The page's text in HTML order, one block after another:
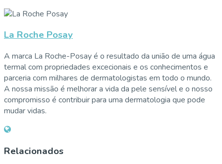
La Roche Posay
A marca La Roche-Posay é o resultado da união de uma água
termal com propriedades excecionais e os conhecimentos e
parceria com milhares de dermatologistas em todo o mundo.
A nossa missão é melhorar a vida da pele sensível e o nosso
compromisso é contribuir para uma dermatologia que pode
mudar vidas.
Relacionados